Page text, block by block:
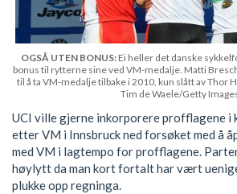
OGSÅ UTEN BONUS:Ei heller det danske
bonus til rytterne sine ved VM-medalje. Matti
til å ta VM-medalje tilbake i 2010, kun slått av Thor
Tim de Waele/Getty
UCI ville gjerne inkorporere profflagene i
etter VM i Innsbruck ned forsøket med å
med VM i lagtempo for profflagene.
høylytt da man kort fortalt har vært
plukke opp regninga.